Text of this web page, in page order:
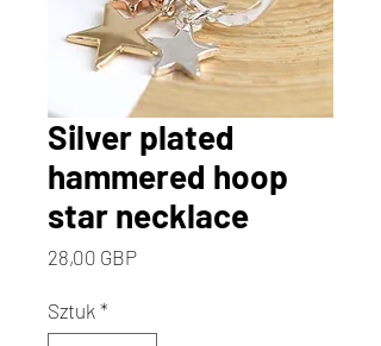
Silver plated
hammered hoop
star necklace
28,00 GBPCena
Sztuk *